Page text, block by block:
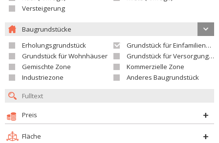
Versteigerung
Baugrundstücke
Erholungsgrundstück
Grundstück für Einfamilienhäuser
Grundstück für Wohnhäuser
Grundstück für Versorgungseinrichtungen
Gemischte Zone
Kommerzielle Zone
Industriezone
Anderes Baugrundstück
Preis
Fläche